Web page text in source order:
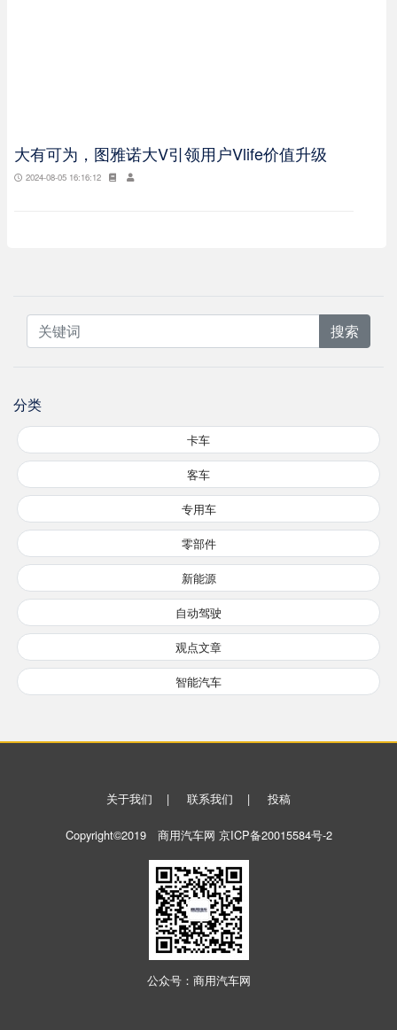
大有可为，图雅诺大V引领用户Vlife价值升级
2024-08-05 16:16:12
搜索
分类
卡车
客车
专用车
零部件
新能源
自动驾驶
观点文章
智能汽车
关于我们 | 联系我们 | 投稿
Copyright©2019 商用汽车网 京ICP备20015584号-2
公众号：商用汽车网